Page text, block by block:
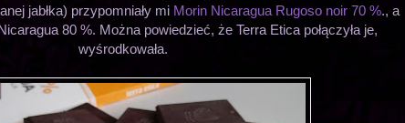
jabłka) przypomniały mi Morin Nicaragua Rugoso noir 70 %., a
80 %. Można powiedzieć, że Terra Etica połączyła je,
wyśrodkowała.